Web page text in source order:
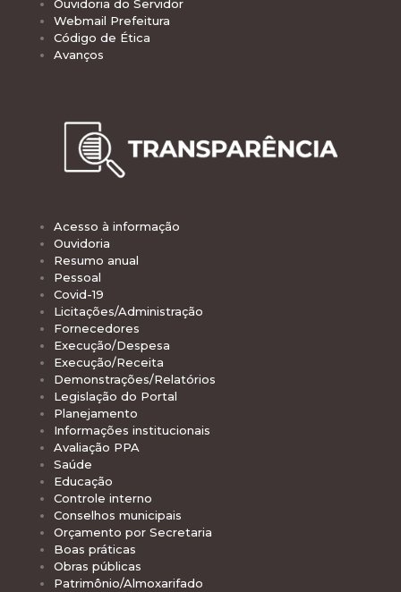
Ouvidoria do Servidor
Webmail Prefeitura
Código de Ética
Avanços
Acesso à informação
Ouvidoria
Resumo anual
Pessoal
Covid-19
Licitações/Administração
Fornecedores
Execução/Despesa
Execução/Receita
Demonstrações/Relatórios
Legislação do Portal
Planejamento
Informações institucionais
Avaliação PPA
Saúde
Educação
Controle interno
Conselhos municipais
Orçamento por Secretaria
Boas práticas
Obras públicas
Patrimônio/Almoxarifado